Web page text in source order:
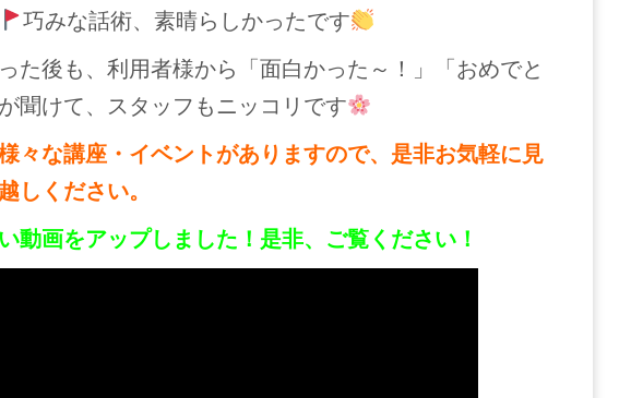
巧みな話術、素晴らしかったです
た後も、利用者様から「面白かった～！」「おめでと
聞けて、スタッフもニッコリです
々な講座・イベントがありますので、是非お気軽に見
しください。
画をアップしました！是非、ご覧ください！